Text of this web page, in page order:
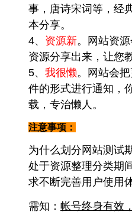
事，唐诗宋词等，经
本分享。
4、 资源新。
网站资
资源分享出来，让您
5、 我很懒。
网站会
件的形式进行通知，
载，专治懒人。
注意事项：
为什么划分网站测试
处于资源整理分类期
求不断完善用户使用
需知： 帐号终身有效